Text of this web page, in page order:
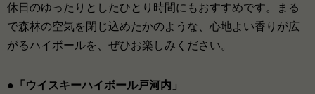
休日のゆったりとしたひとり時間にもおすすめです。まる
で森林の空気を閉じ込めたかのような、心地よい香りが広
がるハイボールを、ぜひお楽しみください。
●「ウイスキーハイボール戸河内」